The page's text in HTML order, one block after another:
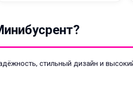
стильный дизайн и